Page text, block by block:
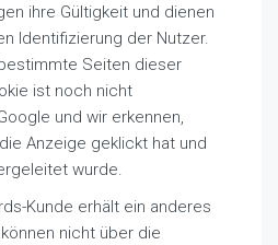
ihre Gültigkeit und dienen
Identifizierung der Nutzer.
Seiten dieser
ist noch nicht
und wir erkennen,
Anzeige geklickt hat und
wurde.
Kunde erhält ein anderes
nicht über die